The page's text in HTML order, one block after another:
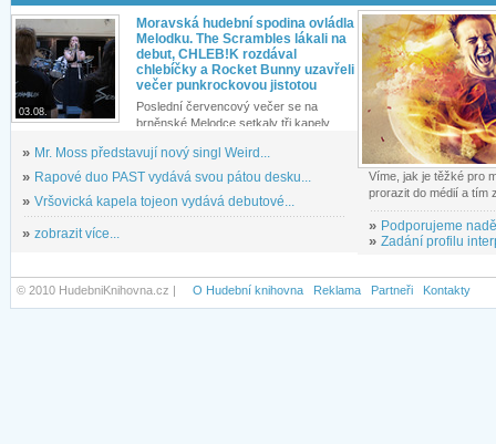
03.08.
Moravská hudební spodina ovládla
Melodku. The Scrambles lákali na
debut, CHLEB!K rozdával
chlebíčky a Rocket Bunny uzavřeli
večer punkrockovou jistotou
Poslední červencový večer se na
brněnské Melodce setkaly tři kapely...
» Mr. Moss představují nový singl Weird...
» Rapové duo PAST vydává svou pátou desku...
» Vršovická kapela tojeon vydává debutové...
» zobrazit více...
Víme, jak je těžké pro
prorazit do médií a tím
» Podporujeme
» Zadání profilu
© 2010 HudebniKnihovna.cz | O Hudební knihovna Reklama Partneři Kontakty